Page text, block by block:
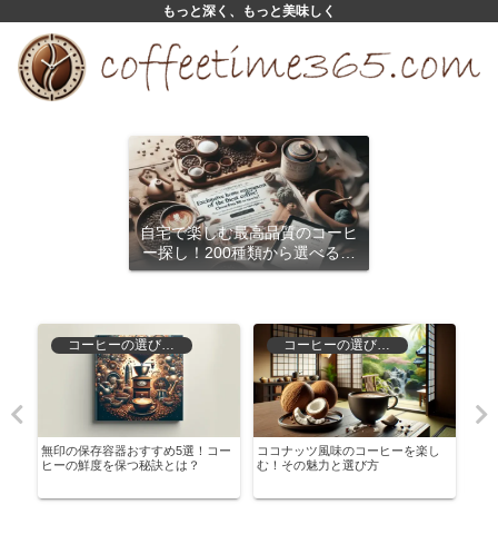
もっと深く、もっと美味しく
自宅で楽しむ最高品質のコーヒ
ー探し！200種類から選べるサ
ブスクリプション
無印の保存容器おすすめ5選！コー
ヒーの鮮度を保つ秘訣とは？
ココナッツ風味のコーヒーを楽し
む！その魅力と選び方